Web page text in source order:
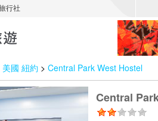
美國 紐約 > Central Park West Hostel
Central